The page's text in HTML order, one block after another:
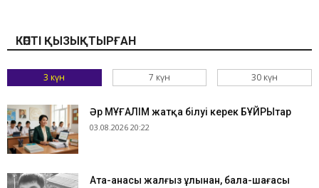
КӨПТІ ҚЫЗЫҚТЫРҒАН
3 күн 7 күн 30 күн
Әр МҰҒАЛІМ жатқа білуі керек БҰЙРЫҚтар
03.08.2026 20:22
Ата-анасы жалғыз ұлынан, бала-шағасы